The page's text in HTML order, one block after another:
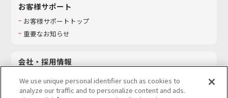
お客様サポート
お客様サポートトップ
重要なお知らせ
会社・採用情報
採用情報
We use unique personal identifier such as cookies to
analyze our traffic and to personalize content and ads.